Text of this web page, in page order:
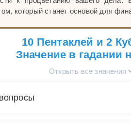
который станет основой для
10 Пентаклей и 2
Значение в гадании
Открыть все значения